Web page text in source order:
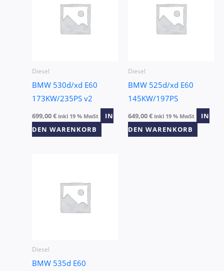
Diesel
BMW 530d/xd E60
173KW/235PS v2
699,00€ inkl 19 % MwSt
IN
DEN WARENKORB
Diesel
BMW 525d/xd E60
145KW/197PS
649,00€ inkl 19 % MwSt
IN
DEN WARENKORB
Diesel
BMW 535d E60